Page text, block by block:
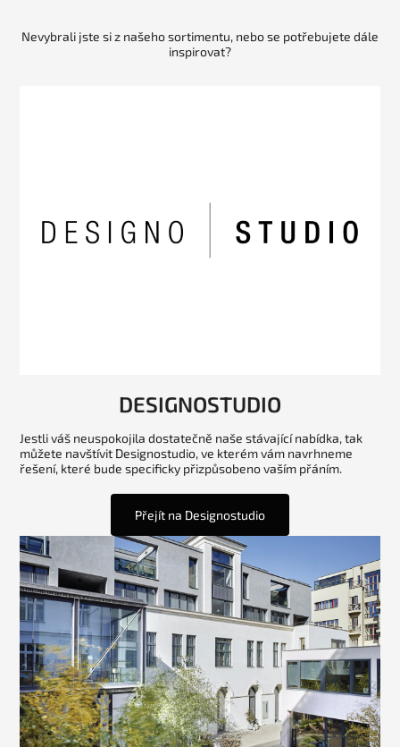
Nevybrali jste si z našeho sortimentu, nebo se potřebujete dále
inspirovat?
DESIGNOSTUDIO
Jestli váš neuspokojila dostatečně naše stávající nabídka, tak
můžete navštívit Designostudio, ve kterém vám navrhneme
řešení, které bude specificky přizpůsobeno vaším přáním.
Přejít na Designostudio